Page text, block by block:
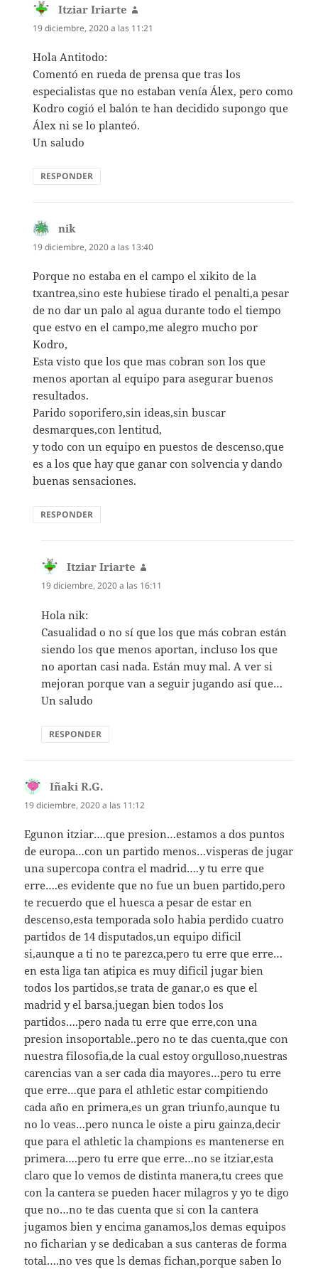
Itziar Iriarte
19 diciembre, 2020 a las 11:21
Hola Antitodo:
Comentó en rueda de prensa que tras los
especialistas que no estaban venía Álex, pero como
Kodro cogió el balón te han decidido supongo que
Álex ni se lo planteó.
Un saludo
RESPONDER
nik
19 diciembre, 2020 a las 13:40
Porque no estaba en el campo el xikito de la
txantrea,sino este hubiese tirado el penalti,a pesar
de no dar un palo al agua durante todo el tiempo
que estvo en el campo,me alegro mucho por
Kodro,
Esta visto que los que mas cobran son los que
menos aportan al equipo para asegurar buenos
resultados.
Parido soporifero,sin ideas,sin buscar
desmarques,con lentitud,
y todo con un equipo en puestos de descenso,que
es a los que hay que ganar con solvencia y dando
buenas sensaciones.
RESPONDER
Itziar Iriarte
19 diciembre, 2020 a las 16:11
Hola nik:
Casualidad o no sí que los que más cobran están
siendo los que menos aportan, incluso los que
no aportan casi nada. Están muy mal. A ver si
mejoran porque van a seguir jugando así que…
Un saludo
RESPONDER
Iñaki R.G.
19 diciembre, 2020 a las 11:12
Egunon itziar….que presion…estamos a dos puntos
de europa…con un partido menos…visperas de jugar
una supercopa contra el madrid….y tu erre que
erre….es evidente que no fue un buen partido,pero
te recuerdo que el huesca a pesar de estar en
descenso,esta temporada solo habia perdido cuatro
partidos de 14 disputados,un equipo dificil
si,aunque a ti no te parezca,pero tu erre que erre…
en esta liga tan atipica es muy dificil jugar bien
todos los partidos,se trata de ganar,o es que el
madrid y el barsa,juegan bien todos los
partidos….pero nada tu erre que erre,con una
presion insoportable..pero no te das cuenta,que con
nuestra filosofia,de la cual estoy orgulloso,nuestras
carencias van a ser cada dia mayores…pero tu erre
que erre…que para el athletic estar compitiendo
cada año en primera,es un gran triunfo,aunque tu
no lo veas…pero nunca le oiste a piru gainza,decir
que para el athletic la champions es mantenerse en
primera….pero tu erre que erre…no se itziar,esta
claro que lo vemos de distinta manera,tu crees que
con la cantera se pueden hacer milagros y yo te digo
que no…no te das cuenta que si con la cantera
jugamos bien y encima ganamos,los demas equipos
no ficharian y se dedicaban a sus canteras de forma
total….no ves que ls demas fichan,porque saben lo